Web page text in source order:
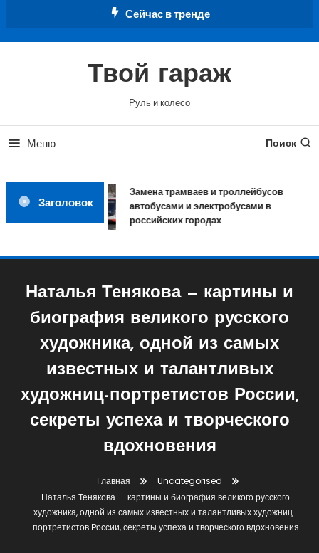
Сейчас в тренде
Твой гараж
Руль и колесо
Меню Поиск
Заголовок
Замена трамваев и троллейбусов
автобусами и электробусами в
российских городах
Наталья Тенякова — картины и
биография великого русского
художника, одной из самых
известных и талантливых
художниц-портретистов России,
секреты успеха и творческого
вдохновения
Главная
Uncategorised
Наталья Тенякова — картины и биография великого русского
художника, одной из самых известных и талантливых художниц-
портретистов России, секреты успеха и творческого вдохновения